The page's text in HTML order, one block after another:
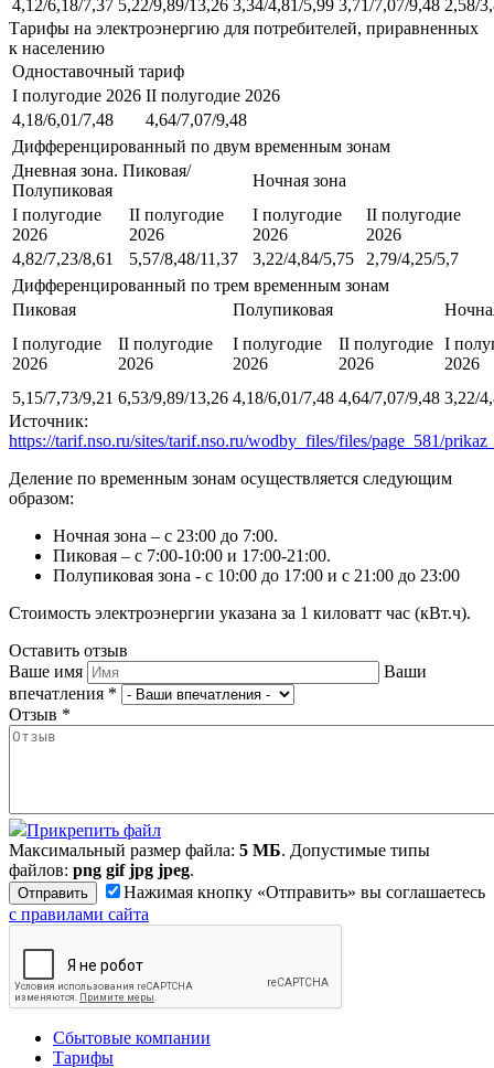
4,12/6,18/7,37 5,22/9,89/13,26 3,34/4,81/5,99 3,71/7,07/9,48 2,58/
Тарифы на электроэнергию для потребителей, приравненных
к населению
Одноставочный тариф
I полугодие 2026 II полугодие 2026
4,18/6,01/7,48
4,64/7,07/9,48
Дифференцированный по двум временным зонам
Дневная зона. Пиковая/
Полупиковая
Ночная зона
I полугодие
2026
II полугодие
2026
I полугодие
2026
II полугодие
2026
4,82/7,23/8,61
5,57/8,48/11,37 3,22/4,84/5,75
2,79/4,25/5,7
Дифференцированный по трем временным зонам
Пиковая
Полупиковая
I полугодие
2026
II полугодие
2026
I полугодие
2026
II полугодие
2026
I
2026
5,15/7,73/9,21 6,53/9,89/13,26 4,18/6,01/7,48 4,64/7,07/9,48 3,22/
Источник:
https://tarif.nso.ru/sites/tarif.nso.ru/wodby_files/files/page_581/
Деление по временным зонам осуществляется следующим
образом:
Ночная зона – с 23:00 до 7:00.
Пиковая – с 7:00-10:00 и 17:00-21:00.
Полупиковая зона - с 10:00 до 17:00 и с 21:00 до 23:00
Стоимость электроэнергии указана за 1 киловатт час (кВт.ч).
Оставить отзыв
Ваше имя
Ваши
впечатления *
Отзыв *
Прикрепить файл
Максимальный размер файла: 5 МБ. Допустимые типы
файлов: png gif jpg jpeg.
Нажимая кнопку «Отправить» вы соглашаетесь
с правилами сайта
Сбытовые компании
Тарифы